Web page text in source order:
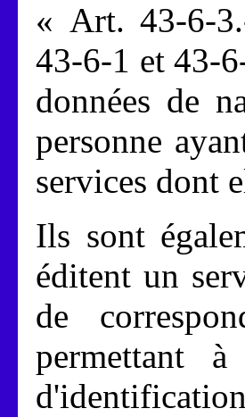
« Art. 43-6-
43-6-1 et 43-
données de
personne
services dont
Ils sont
éditent un
de
permettant